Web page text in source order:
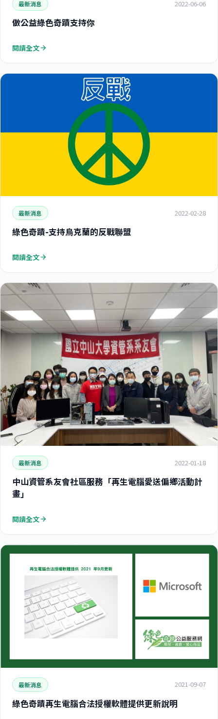
最新消息 2022-06-06
做公益綠色奇蹟支持你
閱讀全文arrow_forward
最新消息 2022-02-28
綠色奇蹟-支持烏克蘭的反戰聯盟
閱讀全文arrow_forward
最新消息 2022-01-18
中山資管系友會社區服務「再生電腦愛送偏鄉活動計
畫」
閱讀全文arrow_forward
最新消息 2021-09-07
綠色奇蹟再生電腦合法授權軟體提供更新說明